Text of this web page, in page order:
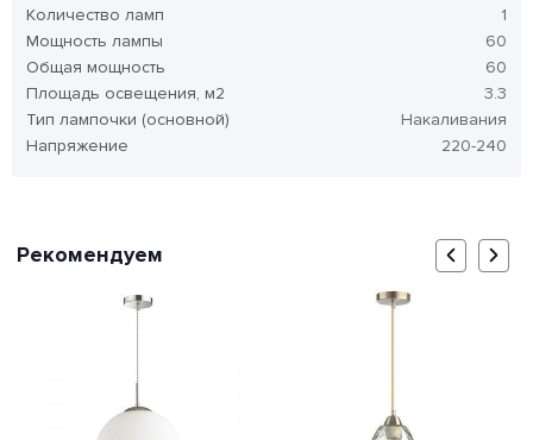
Количество ламп
1
Мощность лампы
60
Общая мощность
60
Площадь освещения, м2
3.3
Тип лампочки (основной)
Накаливания
Напряжение
220-240
Рекомендуем